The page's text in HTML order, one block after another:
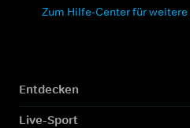
Zum Hilfe-Center für
Entdecken
Live-Sport